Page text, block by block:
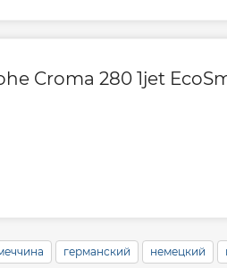
Croma 280 1jet
германский немецкий